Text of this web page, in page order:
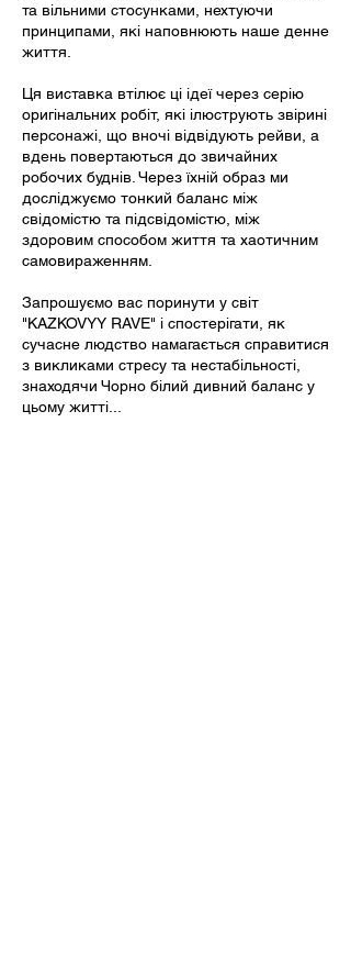
та вільними стосунками, нехтуючи
принципами, які наповнюють наше денне
життя.
Ця виставка втілює ці ідеї через серію
оригінальних робіт, які ілюструють звірині
персонажі, що вночі відвідують рейви, а
вдень повертаються до звичайних
робочих буднів. Через їхній образ ми
досліджуємо тонкий баланс між
свідомістю та підсвідомістю, між
здоровим способом життя та хаотичним
самовираженням.
Запрошуємо вас поринути у світ
"KAZKOVYY RAVE" і спостерігати, як
сучасне людство намагається справитися
з викликами стресу та нестабільності,
знаходячи Чорно білий дивний баланс у
цьому житті...